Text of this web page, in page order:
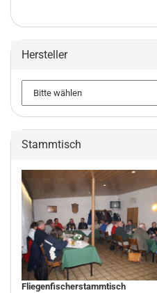
Hersteller
Stammtisch
Fliegenfischerstammtisch